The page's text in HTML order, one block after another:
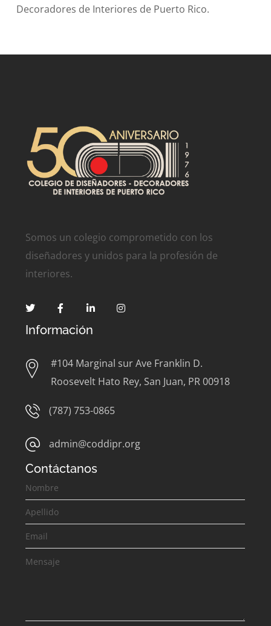
Decoradores de Interiores de Puerto Rico.
Somos un colegio comprometido con los
diseñadores y unidos para la profesión de
interiores.
Información
#104 Marginal sur Ave Franklin D.
Roosevelt Hato Rey, San Juan, PR 00918
(787) 753-0865
admin@coddipr.org
Contáctanos
Contáctanos